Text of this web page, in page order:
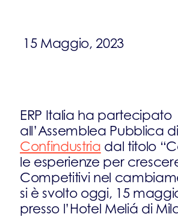
15 Maggio, 2023
ERP Italia ha partecipato
all’Assemblea Pubblica di
Confindustria dal titolo
le esperienze per
Competitivi nel
si è svolto oggi, 15
presso l’Hotel Meliá di